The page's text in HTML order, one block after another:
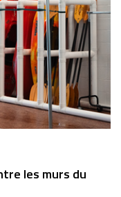
les murs du